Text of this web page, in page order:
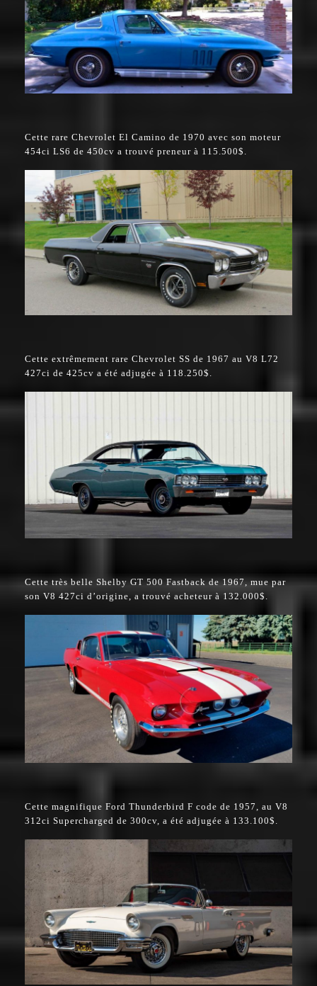
Cette rare Chevrolet El Camino de 1970 avec son moteur
454ci LS6 de 450cv a trouvé preneur à 115.500$.
Cette extrêmement rare Chevrolet SS de 1967 au V8 L72
427ci de 425cv a été adjugée à 118.250$.
Cette très belle Shelby GT 500 Fastback de 1967, mue par
son V8 427ci d’origine, a trouvé acheteur à 132.000$.
Cette magnifique Ford Thunderbird F code de 1957, au V8
312ci Supercharged de 300cv, a été adjugée à 133.100$.